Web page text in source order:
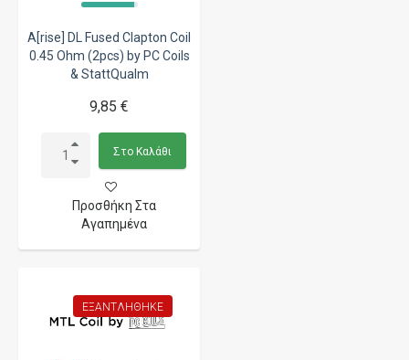
A[rise] DL Fused Clapton Coil
0.45 Ohm (2pcs) by PC Coils
& StattQualm
9,85 €
Στο Καλάθι
Προσθήκη Στα
Αγαπημένα
ΕΞΑΝΤΛΉΘΗΚΕ